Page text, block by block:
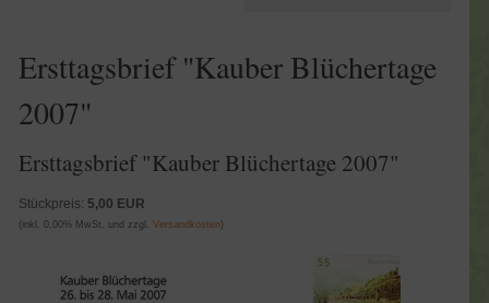
Ersttagsbrief "Kauber Blüchertage
2007"
Ersttagsbrief "Kauber Blüchertage 2007"
Stückpreis: 5,00 EUR
(inkl. 0,00% MwSt. und zzgl.Versandkosten)